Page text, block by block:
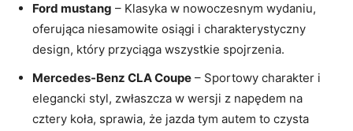
Ford‍ mustang – Klasyka w nowoczesnym wydaniu,
oferująca niesamowite‌ osiągi i charakterystyczny
design, ‍który przyciąga wszystkie spojrzenia.
Mercedes-Benz CLA Coupe – Sportowy charakter i
elegancki styl, ⁤zwłaszcza w wersji z napędem na
cztery koła, sprawia, że jazda tym autem to czysta